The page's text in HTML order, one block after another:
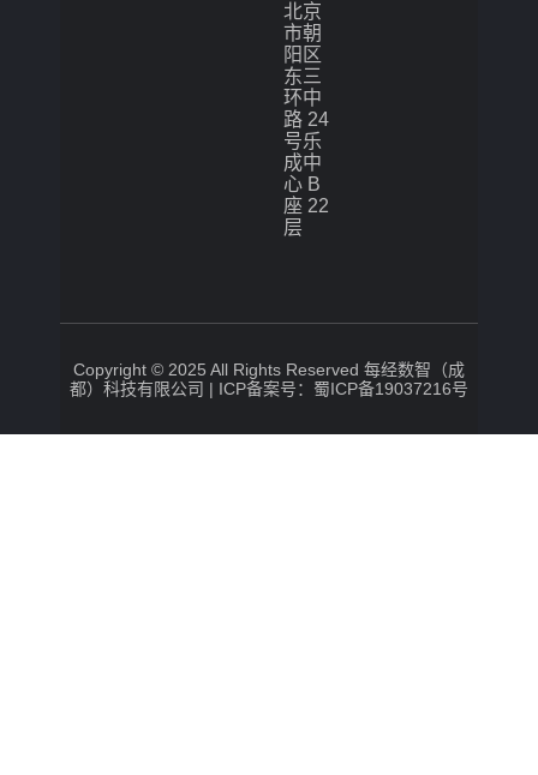
北京
市朝
阳区
东三
环中
路 24
号乐
成中
心 B
座 22
层
Copyright © 2025 All Rights Reserved 每经数智（成
都）科技有限公司 | ICP备案号：蜀ICP备19037216号